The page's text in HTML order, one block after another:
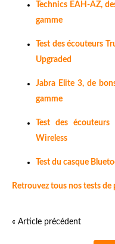
Technics EAH-AZ,
gamme
Test des écouteurs
Upgraded
Jabra Elite 3, de
gamme
Test des
Wireless
Test du casque
Retrouvez tous nos tests
« Article précédent